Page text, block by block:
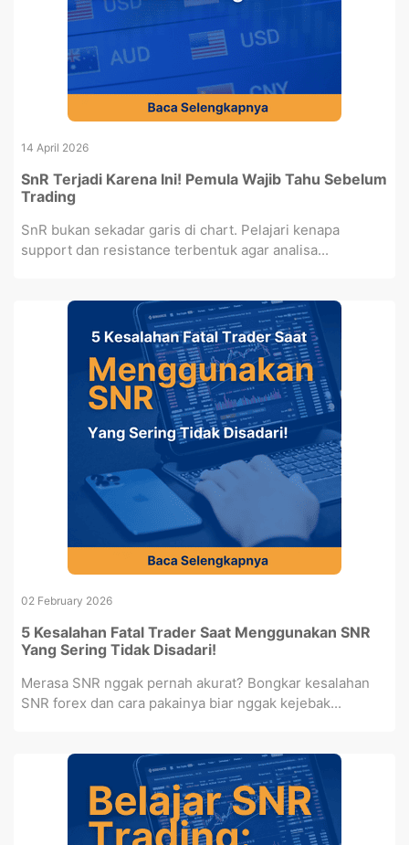
14 April 2026
SnR Terjadi Karena Ini! Pemula Wajib Tahu Sebelum
Trading
SnR bukan sekadar garis di chart. Pelajari kenapa
support dan resistance terbentuk agar analisa...
02 February 2026
5 Kesalahan Fatal Trader Saat Menggunakan SNR
Yang Sering Tidak Disadari!
Merasa SNR nggak pernah akurat? Bongkar kesalahan
SNR forex dan cara pakainya biar nggak kejebak...